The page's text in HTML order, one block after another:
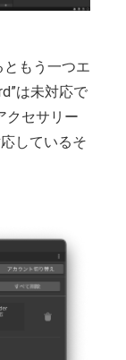
もう一つエ
は未対応で
クセサリー
しているそ